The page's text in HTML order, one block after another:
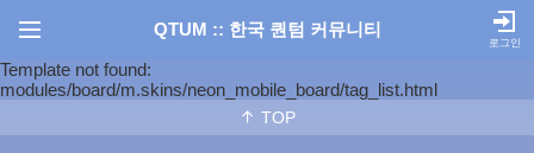
QTUM :: 한국 퀀텀 커뮤니티
로그인
Template not found:
modules/board/m.skins/neon_mobile_board/tag_list.html
TOP